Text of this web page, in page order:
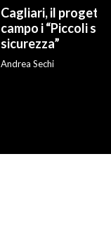
Cagliari, il
campo i “Piccoli
sicurezza”
Andrea Sechi